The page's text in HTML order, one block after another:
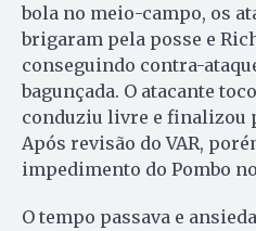
bola no meio-campo, os
brigaram pela posse e
conseguindo contra-
bagunçada. O atacante
conduziu livre e finalizou
Após revisão do VAR,
impedimento do Pombo
O tempo passava e